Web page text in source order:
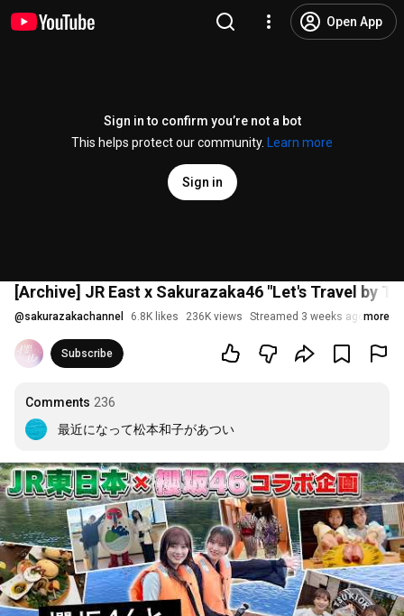
Open App
Sign in to confirm you’re not a bot
This helps protect our community.
Learn more
Sign in
[Archive] JR East x Sakurazaka46 "Let's Travel by
@sakurazakachannel 6.8K likes 236K views Streamed 3 weeks agomore
Subscribe
Comments 236
最近になって松本和子があつい